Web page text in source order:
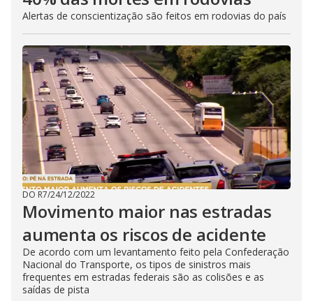
Alertas de conscientização são feitos em rodovias do país
DO R7/24/12/2022
Movimento maior nas estradas
aumenta os riscos de acidente
De acordo com um levantamento feito pela Confederação
Nacional do Transporte, os tipos de sinistros mais
frequentes em estradas federais são as colisões e as
saídas de pista